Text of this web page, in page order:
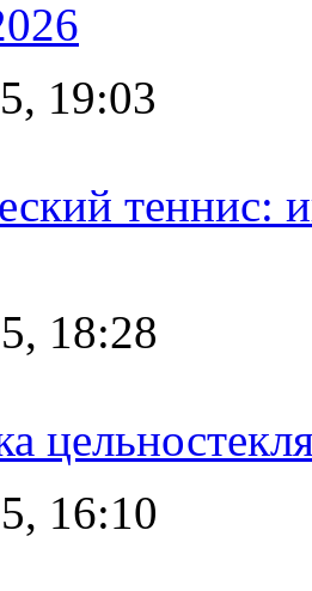
19:03
теннис:
18:28
16:10